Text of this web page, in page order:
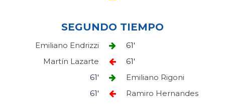
SEGUNDO TIEMPO
Emiliano Endrizzi
61'
Martín Lazarte
61'
Emiliano Rigoni
61'
Ramiro Hernandes
61'